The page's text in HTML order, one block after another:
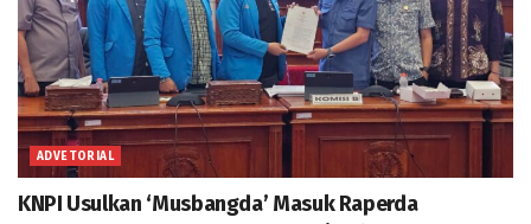
ADVETORIAL
KNPI Usulkan ‘Musbangda’ Masuk Raperda